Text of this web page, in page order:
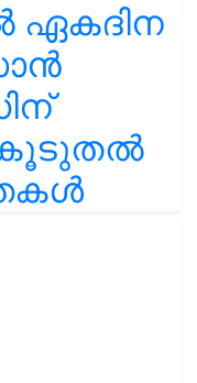
ഏകദിന
കൂടുതൽ